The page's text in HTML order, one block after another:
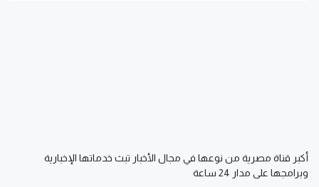
أكبر قناة مصرية من نوعها في مجال الأخبار تبث خدماتها الإخبارية
وبرامجها على مدار 24 ساعة